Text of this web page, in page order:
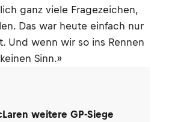
ganz viele Fragezeichen,
Das war heute einfach nur
Und wenn wir so ins Rennen
Sinn.»
weitere GP-Siege